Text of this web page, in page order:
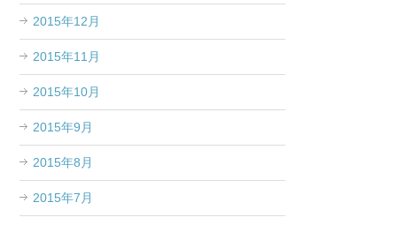
2015年12月
2015年11月
2015年10月
2015年9月
2015年8月
2015年7月